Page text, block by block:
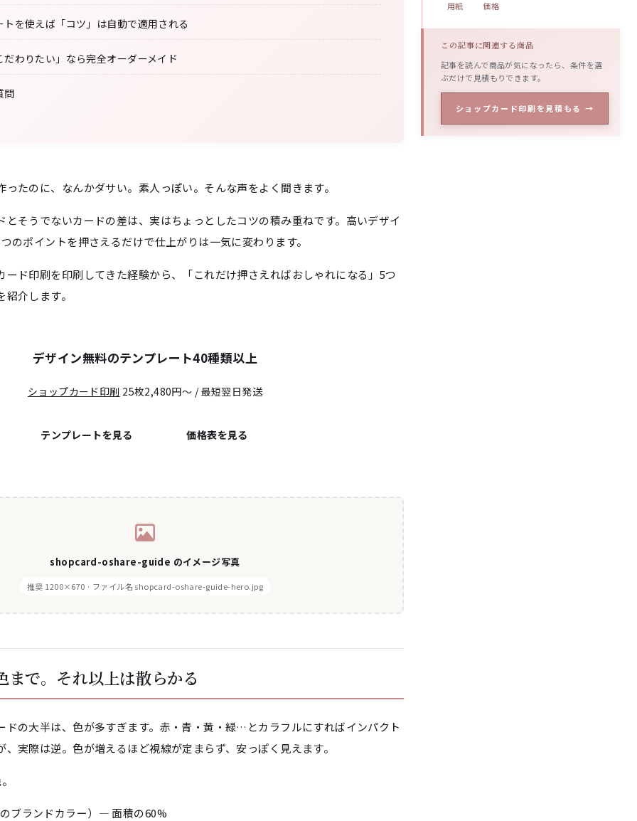
トを使えば「コツ」は自動で適用される
だわりたい」なら完全オーダーメイド
問
ったのに、なんかダサい。素人っぽい。そんな声をよく聞きます。
とそうでないカードの差は、実はちょっとしたコツの積み重ねです。高いデザイ
のポイントを押さえるだけで仕上がりは一気に変わります。
ード印刷を印刷してきた経験から、「これだけ押さえればおしゃれになる」5つ
介します。
デザイン無料のテンプレート40種類以上
ショップカード印刷 25枚2,480円〜 / 最短翌日発送
テンプレートを見る 価格表を見る
shopcard-oshare-guide のイメージ写真
推奨 1200×670 · ファイル名 shopcard-oshare-guide-hero.jpg
まで。それ以上は散らかる
ドの大半は、色が多すぎます。赤・青・黄・緑…とカラフルにすればインパクト
実際は逆。色が増えるほど視線が定まらず、安っぽく見えます。
のブランドカラー）― 面積の60%
用紙
価格
この記事に関連する商品
記事を読んで商品が気になったら、条件を選
ぶだけで見積もりできます。
ショップカード印刷を見積もる →